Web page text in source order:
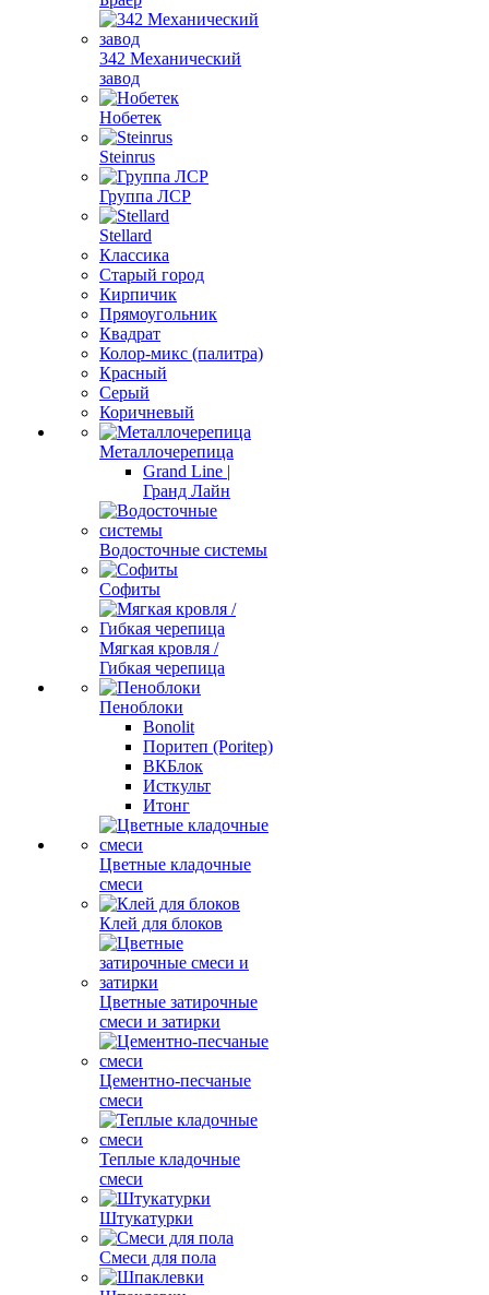
342 Механический
завод
Нобетек
Steinrus
Группа ЛСР
Stellard
Классика
Старый город
Кирпичик
Прямоугольник
Квадрат
Колор-микс (палитра)
Красный
Серый
Коричневый
Металлочерепица
Grand Line |
Гранд Лайн
Водосточные системы
Софиты
Мягкая кровля /
Гибкая черепица
Пеноблоки
Bonolit
Поритеп (Poritep)
ВКБлок
Исткульт
Итонг
Цветные кладочные
смеси
Клей для блоков
Цветные затирочные
смеси и затирки
Цементно-песчаные
смеси
Теплые кладочные
смеси
Штукатурки
Смеси для пола